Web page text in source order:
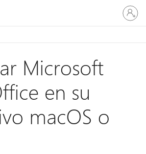
Iniciar
sesión
en
cuenta
Microsoft
en su
macOS o